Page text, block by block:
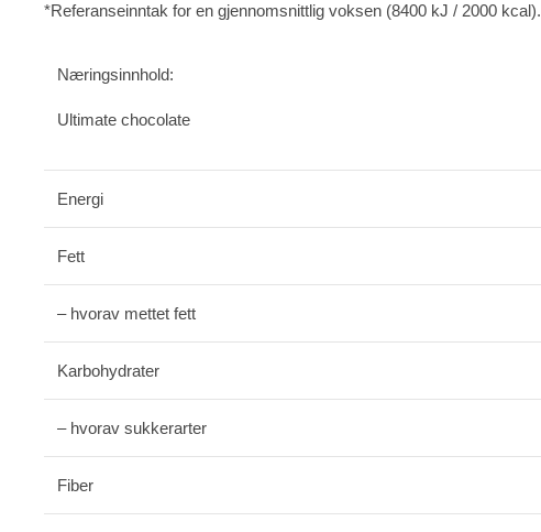
*Referanseinntak for en gjennomsnittlig voksen (8400 kJ / 2000 kcal).
Næringsinnhold:
Ultimate chocolate
Energi
Fett
– hvorav mettet fett
Karbohydrater
– hvorav sukkerarter
Fiber